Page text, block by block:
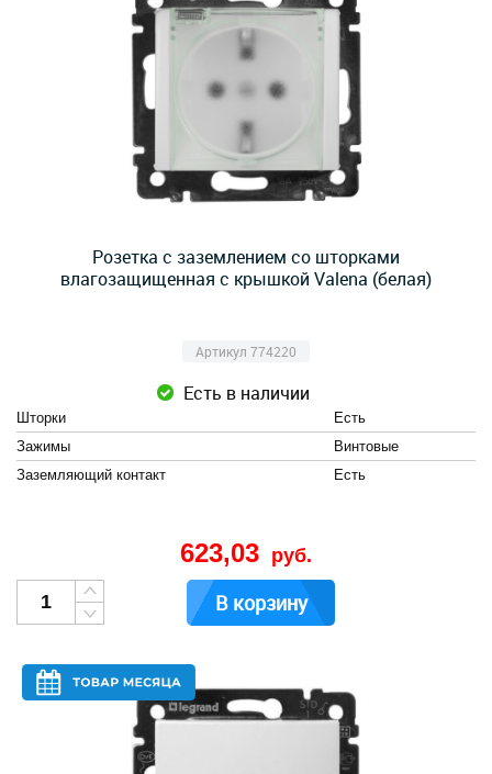
Розетка с заземлением со шторками
влагозащищенная с крышкой Valena (белая)
Артикул 774220
Есть в наличии
Шторки
Есть
Зажимы
Винтовые
Заземляющий контакт
Есть
623,03 руб.
В корзину